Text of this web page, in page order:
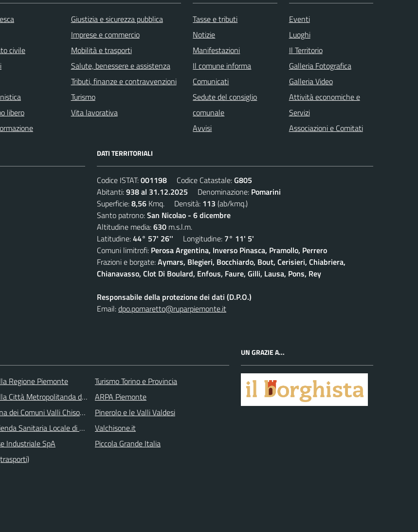
civile
libero
Giustizia e sicurezza pubblica
Imprese e commercio
Mobilità e trasporti
Salute, benessere e assistenza
Tributi, finanze e contravvenzioni
Turismo
Vita lavorativa
Tasse e tributi
Notizie
Manifestazioni
Il comune informa
Comunicati
Sedute del consiglio
comunale
Avvisi
Eventi
Luoghi
Il Territorio
Galleria Fotografica
Galleria Video
Attività economiche e
Servizi
Associazioni e Comitati
DATI TERRITORIALI
Codice ISTAT:001198 Codice Catastale:G805
Abitanti:938 al 31.12.2025 Denominazione: Pomarini
Superficie:8,56 Kmq. Densità: 113 (ab/kmq.)
Santo patrono:San Nicolao - 6 dicembre
Altitudine media:630 m.s.l.m.
Latitudine:44° 57' 26'' Longitudine: 7° 11' 5'
Comuni limitrofi: Perosa Argentina, Inverso Pinasca, Pramollo, Perrero
Frazioni e borgate:Aymars, Blegieri, Bocchiardo, Bout, Cerisieri, Chiabriera,
Chianavasso, Clot Di Boulard, Enfous, Faure, Gilli, Lausa, Pons, Rey
Responsabile della protezione dei dati (D.P.O.)
Email:dpo.pomaretto@ruparpiemonte.it
Regione Piemonte
Città Metropolitanda di Torino
dei Comuni Valli Chisone e Germanasca
Sanitaria Locale di Collegno e Pinerolo
Industriale SpA
Turismo Torino e Provincia
ARPA Piemonte
Pinerolo e le Valli Valdesi
Valchisone.it
Piccola Grande Italia
UN GRAZIE A...